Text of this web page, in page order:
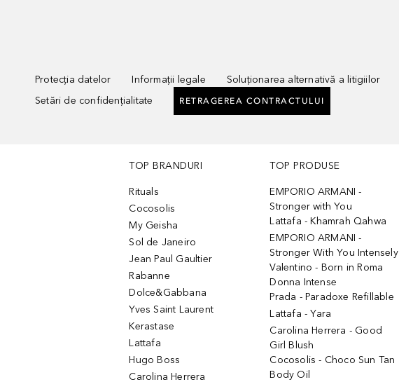
Protecția datelor Informații legale Soluționarea alternativă a litigiilor
Setări de confidențialitate
RETRAGEREA CONTRACTULUI
TOP BRANDURI
Rituals
Cocosolis
My Geisha
Sol de Janeiro
Jean Paul Gaultier
Rabanne
Dolce&Gabbana
Yves Saint Laurent
Kerastase
Lattafa
Hugo Boss
Carolina Herrera
TOP PRODUSE
EMPORIO ARMANI -
Stronger with You
Lattafa - Khamrah Qahwa
EMPORIO ARMANI -
Stronger With You Intensely
Valentino - Born in Roma
Donna Intense
Prada - Paradoxe Refillable
Lattafa - Yara
Carolina Herrera - Good
Girl Blush
Cocosolis - Choco Sun Tan
Body Oil